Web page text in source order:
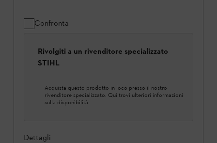
Confronta
Rivolgiti a un rivenditore specializzato
STIHL
Acquista questo prodotto in loco presso il nostro
rivenditore specializzato. Qui trovi ulteriori informazioni
sulla disponibilità.
Dettagli